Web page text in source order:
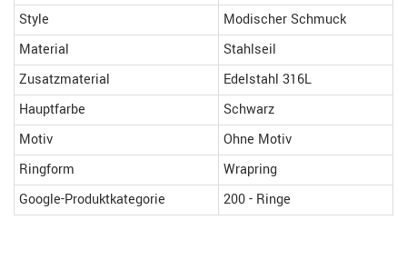
Style
Modischer Schmuck
Material
Stahlseil
Zusatzmaterial
Edelstahl 316L
Hauptfarbe
Schwarz
Motiv
Ohne Motiv
Ringform
Wrapring
Google-Produktkategorie
200 - Ringe